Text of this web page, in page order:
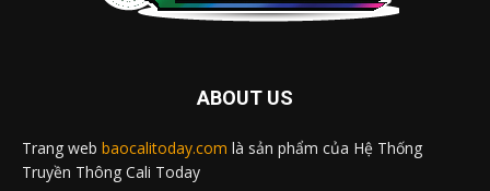
ABOUT US
Trang web baocalitoday.com là sản phẩm của Hệ Thống
Truyền Thông Cali Today